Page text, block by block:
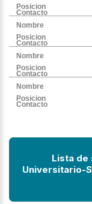
Lista de
Universitario-